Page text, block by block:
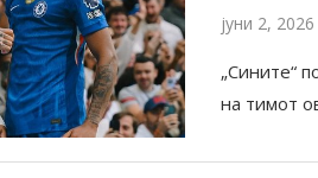
јуни 2, 2026
„Сините“
на тимот